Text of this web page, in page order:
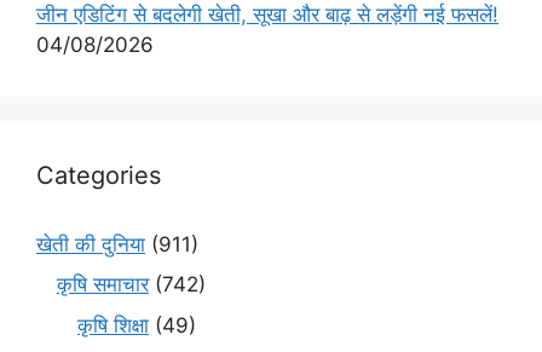
जीन एडिटिंग से बदलेगी खेती, सूखा और बाढ़ से लड़ेंगी नई फसलें!
04/08/2026
Categories
खेती की दुनिया (911)
कृषि समाचार(742)
कृषि शिक्षा (49)